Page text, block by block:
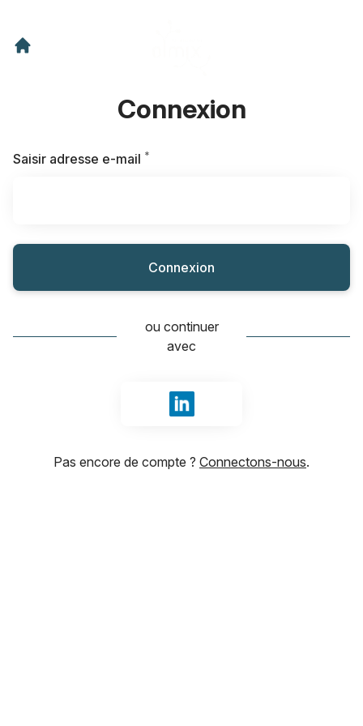
Connexion
Saisir adresse e-mail *
Connexion
ou continuer
avec
Se connecter avec LinkedIn
Pas encore de compte ? Connectons-nous.